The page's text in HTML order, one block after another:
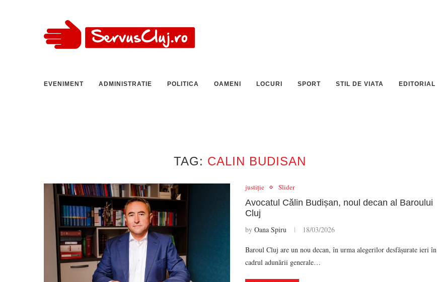
EVENIMENT ADMINISTRATIE POLITICA OAMENI LOCURI SPORT STIL DE VIATA EDITORIAL
TAG: CALIN BUDISAN
justiție Slider
Avocatul Călin Budișan, noul decan al Baroului
Cluj
by Oana Spiru 18/03/2026
Baroul Cluj are un nou decan, în urma alegerilor desfășurate ieri în
cadrul adunării generale…